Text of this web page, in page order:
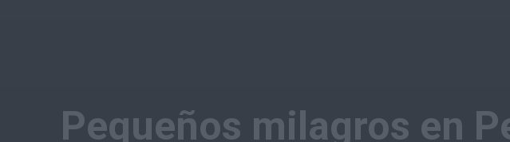
Pequeños milagros en